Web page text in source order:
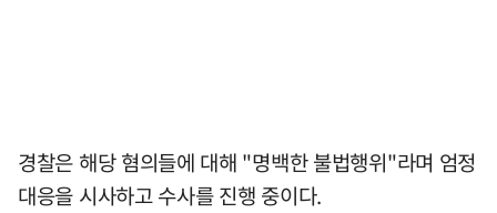
경찰은 해당 혐의들에 대해 "명백한 불법행위"라며 엄정
대응을 시사하고 수사를 진행 중이다.